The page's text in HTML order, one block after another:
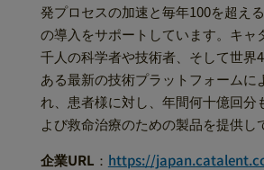
発プロセスの加速と毎年100を超え
の導入をサポートしています。キャ
千人の科学者や技術者、そして世界
ある最新の技術プラットフォームに
れ、患者様に対し、年間何十億回分
よび救命治療のための製品を提供し
企業URL ： https://